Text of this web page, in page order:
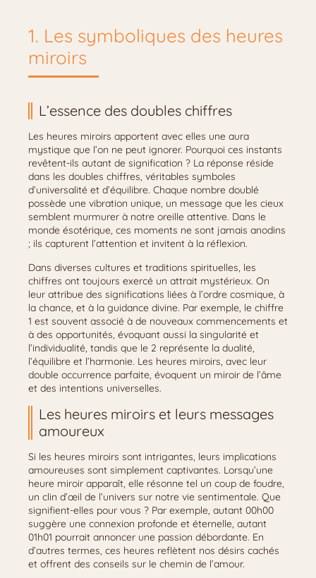
1. Les symboliques des heures
miroirs
L’essence des doubles chiffres
Les heures miroirs apportent avec elles une aura
mystique que l’on ne peut ignorer. Pourquoi ces instants
revêtent-ils autant de signification ? La réponse réside
dans les doubles chiffres, véritables symboles
d’universalité et d’équilibre. Chaque nombre doublé
possède une vibration unique, un message que les cieux
semblent murmurer à notre oreille attentive. Dans le
monde ésotérique, ces moments ne sont jamais anodins
; ils capturent l’attention et invitent à la réflexion.
Dans diverses cultures et traditions spirituelles, les
chiffres ont toujours exercé un attrait mystérieux. On
leur attribue des significations liées à l’ordre cosmique, à
la chance, et à la guidance divine. Par exemple, le chiffre
1 est souvent associé à de nouveaux commencements et
à des opportunités, évoquant aussi la singularité et
l’individualité, tandis que le 2 représente la dualité,
l’équilibre et l’harmonie. Les heures miroirs, avec leur
double occurrence parfaite, évoquent un miroir de l’âme
et des intentions universelles.
Les heures miroirs et leurs messages
amoureux
Si les heures miroirs sont intrigantes, leurs implications
amoureuses sont simplement captivantes. Lorsqu’une
heure miroir apparaît, elle résonne tel un coup de foudre,
un clin d’œil de l’univers sur notre vie sentimentale. Que
signifient-elles pour vous ? Par exemple, autant 00h00
suggère une connexion profonde et éternelle, autant
01h01 pourrait annoncer une passion débordante. En
d’autres termes, ces heures reflètent nos désirs cachés
et offrent des conseils sur le chemin de l’amour.